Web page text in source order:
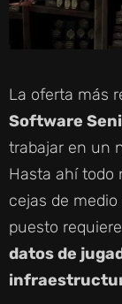
La oferta más
Software
trabajar en un
Hasta ahí todo
cejas de
puesto
datos de